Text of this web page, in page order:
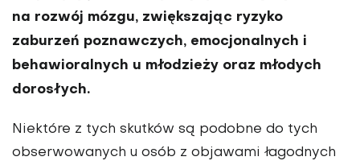
na rozwój mózgu, zwięk­szając ryzyko
zaburzeń poznawczych, emocjonalnych i
behawioralnych u młodzieży oraz młodych
dorosłych.
Niektóre z tych skutków są podobne do tych
obserwowanych u osób z ob­jawami łagodnych